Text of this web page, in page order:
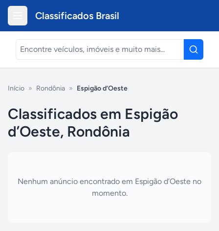
Classificados Brasil
Início » Rondônia » Espigão d’Oeste
Classificados em Espigão
d’Oeste, Rondônia
Nenhum anúncio encontrado em Espigão d’Oeste no
momento.